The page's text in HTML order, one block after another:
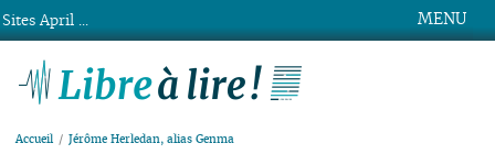
MENU
Accueil Jérôme Herledan, alias Genma
Sites April ...